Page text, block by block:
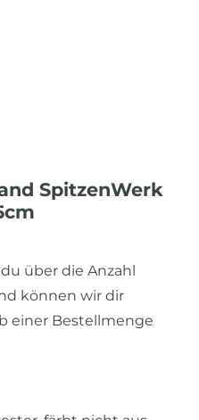
SpitzenWerk
über die Anzahl
können wir dir
einer Bestellmenge